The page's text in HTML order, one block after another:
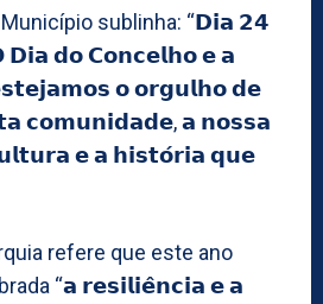
sublinha: “𝗗𝗶𝗮 𝟮𝟰
𝗗𝗶𝗮 𝗱𝗼 𝗖𝗼𝗻𝗰𝗲𝗹𝗵𝗼 𝗲 𝗮
𝗼 𝗼𝗿𝗴𝘂𝗹𝗵𝗼 𝗱𝗲
𝗰𝗼𝗺𝘂𝗻𝗶𝗱𝗮𝗱𝗲, 𝗮 𝗻𝗼𝘀𝘀𝗮
𝗲 𝗮 𝗵𝗶𝘀𝘁𝗼́𝗿𝗶𝗮 𝗾𝘂𝗲
refere que este ano
“𝗮 𝗿𝗲𝘀𝗶𝗹𝗶𝗲̂𝗻𝗰𝗶𝗮 𝗲 𝗮